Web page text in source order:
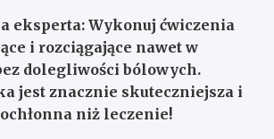
eksperta: Wykonuj ćwiczenia
i rozciągające nawet w
dolegliwości bólowych.
jest znacznie skuteczniejsza i
niż leczenie!